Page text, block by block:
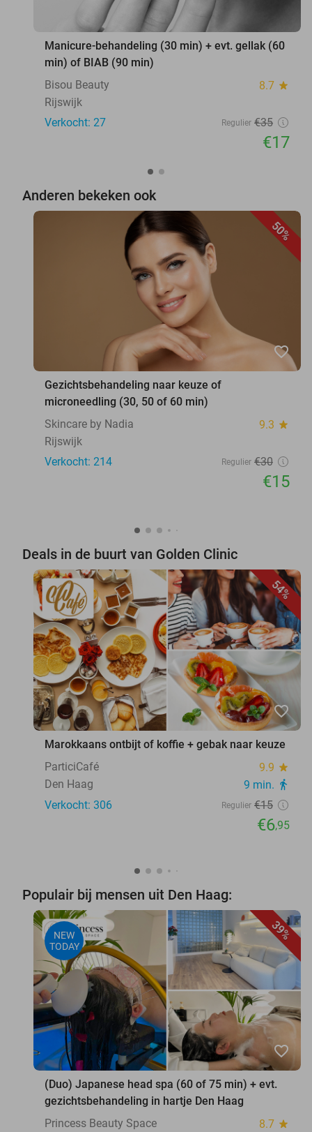
Manicure-behandeling (30 min) + evt. gellak (60
min) of BIAB (90 min)
Bisou Beauty
8.7 star
Rijswijk
Verkocht: 27
Regulier €35
€17
Anderen bekeken ook
50%
favorite_border
Gezichtsbehandeling naar keuze of
microneedling (30, 50 of 60 min)
Skincare by Nadia
9.3 star
Rijswijk
Verkocht: 214
Regulier €30
€15
Deals in de buurt van Golden Clinic
54%
favorite_border
Marokkaans ontbijt of koffie + gebak naar keuze
ParticiCafé
9.9 star
Den Haag 9 min. directions_walk
Verkocht: 306 Regulier €15
€6,95
Populair bij mensen uit Den Haag:
39%
NEW
TODAY
favorite_border
(Duo) Japanese head spa (60 of 75 min) + evt.
gezichtsbehandeling in hartje Den Haag
Princess Beauty Space
8.7 star